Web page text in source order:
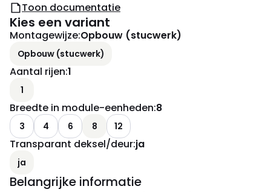
Toon documentatie
Kies een variant
Montagewijze:Opbouw (stucwerk)
Opbouw (stucwerk)
Aantal rijen:1
1
Breedte in module-eenheden:8
3 4 6 8 12
Transparant deksel/deur:ja
ja
Belangrijke informatie